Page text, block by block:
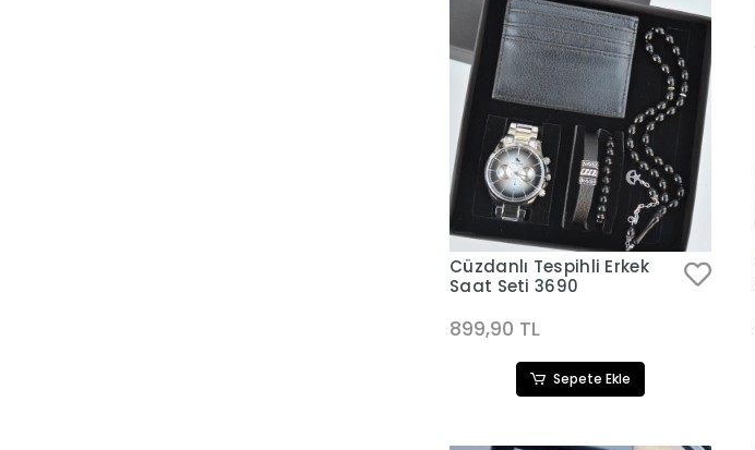
Cüzdanlı Tespihli Erkek
Saat Seti 3690
899,90 TL
Sepete Ekle